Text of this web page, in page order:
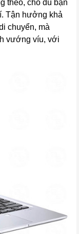
theo, cho dù bạn
Tận hưởng khả
chuyển, mà
vướng víu, với